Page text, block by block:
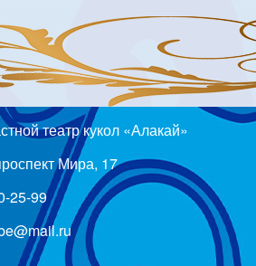
театр кукол «Алакай»
Мира, 17
25-99